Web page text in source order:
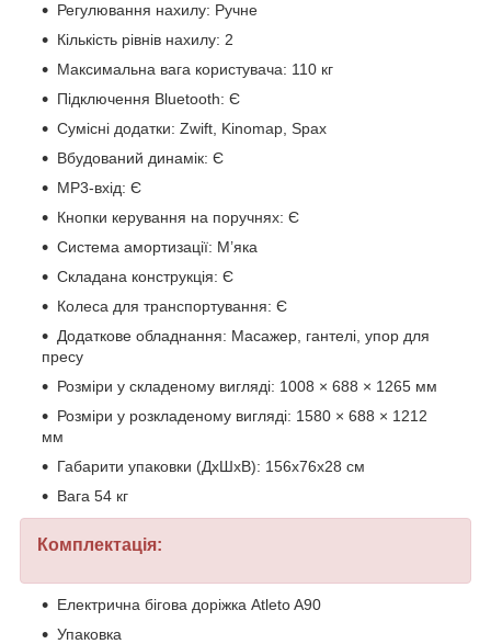
Регулювання нахилу: Ручне
Кількість рівнів нахилу: 2
Максимальна вага користувача: 110 кг
Підключення Bluetooth: Є
Сумісні додатки: Zwift, Kinomap, Spax
Вбудований динамік: Є
MP3-вхід: Є
Кнопки керування на поручнях: Є
Система амортизації: М’яка
Складана конструкція: Є
Колеса для транспортування: Є
Додаткове обладнання: Масажер, гантелі, упор для
пресу
Розміри у складеному вигляді: 1008 × 688 × 1265 мм
Розміри у розкладеному вигляді: 1580 × 688 × 1212
мм
Габарити упаковки (ДхШхВ): 156х76х28 см
Вага 54 кг
Комплектація:
Електрична бігова доріжка Atleto A90
Упаковка